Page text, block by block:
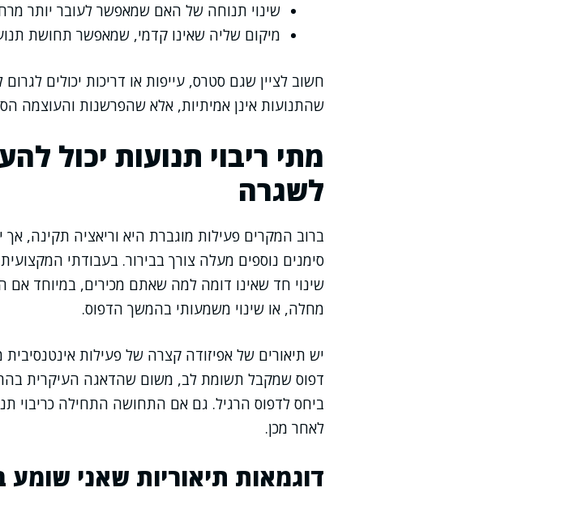
שינוי תנוחה של האם שמאפשר לעובר יותר
מיקום שליה שאינו קדמי, שמאפשר תחושת
חשוב לציין שגם סטרס, עייפות או דריכות יכולים
שהתנועות אינן אמיתיות, אלא שהפרשנות והעוצמה
מתי ריבוי תנועות יכול
לשגרה
ברוב המקרים פעילות מוגברת היא וריאציה תקינה,
סימנים נוספים מעלה צורך בבירור. בעבודתי
שינוי חד שאינו דומה למה שאתם מכירים, במיוחד אם
מחלה, או שינוי משמעותי בהמשך הדפוס.
יש תיאורים של אפיזודה קצרה של פעילות
דפוס שמקבל תשומת לב, משום שהדאגה העיקרית
ביחס לדפוס הרגיל. גם אם התחושה התחילה כריבוי
לאחר מכן.
דוגמאות תיאוריות שאני שומע